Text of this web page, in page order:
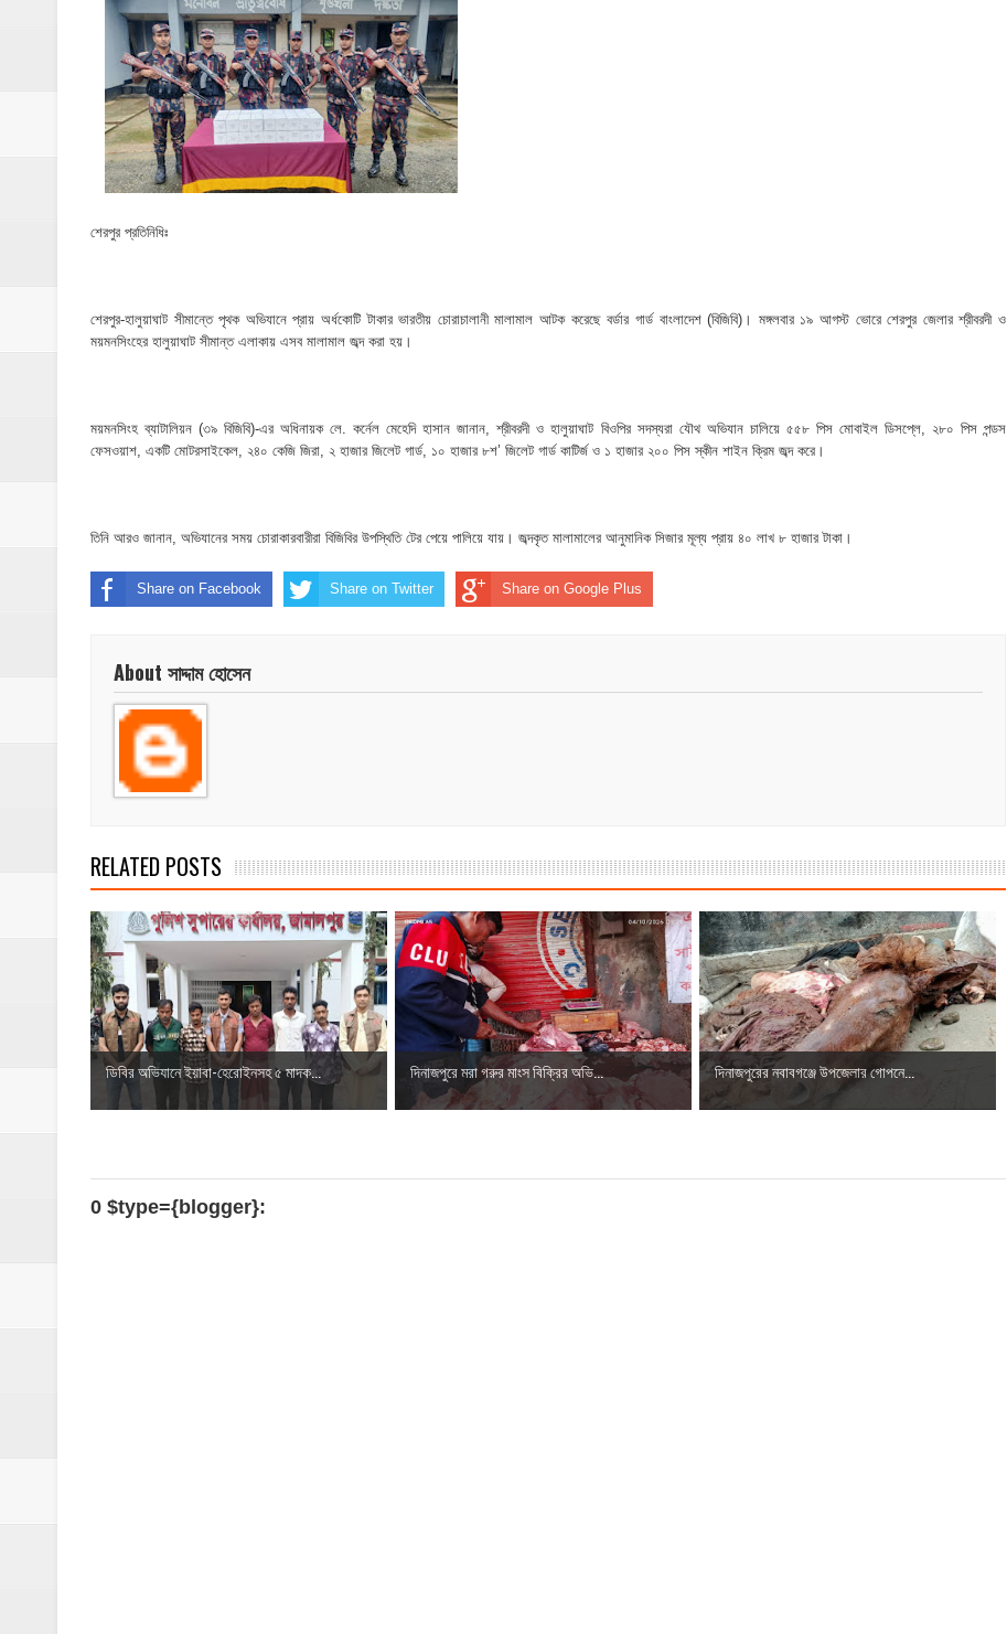
ঝিনাইগাতীতে ভাতিজাদের হামলায় চাচী নিহত; হত্যা মামলার প্রস্তুতি
‎ইসলামপুরে এতিমখানার কমিটি নিয়ে হট্টগোল, সমাজসেবা কর্মচারীর বিরুদ্ধে ঘুষের অভিযোগ
আমরা সবই করতে চাই, তবে আমাদের হাত-পা বাঁধা; শেরপুরে ত্রাণ প্রতিমন্ত্রী
ইসলামপুরে আর্থিক সাক্ষরতা ও লেনদেনে নিরাপত্তা বিষয়ক কর্মশালা ও গ্রাহক সমাবেশ অনুষ্ঠিত
ইসলামপুরে তৃতীয় লিঙ্গ জনগোষ্ঠীর সক্ষমতা উন্নয়ন বিষয়ক প্রশিক্ষণ অনুষ্ঠিত
‎পার্থশী ইউপি নির্বাচনে চেয়ারম্যান পদে আলোচনার শীর্ষে খন্দকার মাহবুব হাসান দিপন
‎ইসলামপুর স্বাস্থ্য কমপ্লেক্স ১০১ শয্যায় উন্নীত, বাবু এমপির উন্নয়নের ধারায় স্বাস্থ্যসেবায় নতুন দিগন্ত
ঝিনাইগাতী ক্ষুদ্র বণিক সমবায় সমিতির বার্ষিক সাধারণ সভা অনুষ্ঠিত
‎ইসলামপুরে ‘জুলাই গণঅভ্যুত্থান দিবস ২০২৬’ পালিত, শিক্ষা প্রতিষ্ঠানগুলোতে দিনব্যাপী নানা আয়োজন
শেরপুর প্রতিনিধিঃ
শেরপুর-হালুয়াঘাট সীমান্তে পৃথক অভিযানে প্রায় অর্ধকোটি টাকার ভারতীয় চোরাচালানী মালামাল আটক করেছে বর্ডার গার্ড বাংলাদেশ (বিজিবি)। মঙ্গলবার ১৯ আগস্ট ভোরে শেরপুর জেলার শ্রীবরদী ও
ময়মনসিংহের হালুয়াঘাট সীমান্ত এলাকায় এসব মালামাল জব্দ করা হয়।
ময়মনসিংহ ব্যাটালিয়ন (৩৯ বিজিবি)-এর অধিনায়ক লে. কর্নেল মেহেদি হাসান জানান, শ্রীবরদী ও হালুয়াঘাট বিওপির সদস্যরা যৌথ অভিযান চালিয়ে ৫৫৮ পিস মোবাইল ডিসপ্লে, ২৮০ পিস পন্ডস
ফেসওয়াশ, একটি মোটরসাইকেল, ২৪০ কেজি জিরা, ২ হাজার জিলেট গার্ড, ১০ হাজার ৮শ’ জিলেট গার্ড কাটির্জ ও ১ হাজার ২০০ পিস স্কীন শাইন ক্রিম জব্দ করে।
তিনি আরও জানান, অভিযানের সময় চোরাকারবারীরা বিজিবির উপস্থিতি টের পেয়ে পালিয়ে যায়। জব্দকৃত মালামালের আনুমানিক সিজার মূল্য প্রায় ৪০ লাখ ৮ হাজার টাকা।
Share on Facebook Share on Twitter Share on Google Plus
About সাদ্দাম হোসেন
RELATED POSTS
ডিবির অভিযানে ইয়াবা-হেরোইনসহ ৫ মাদক... দিনাজপুরে মরা গরুর মাংস বিক্রির অভি... দিনাজপুরের নবাবগঞ্জে উপজেলার গোপনে...
0 $type={blogger}: